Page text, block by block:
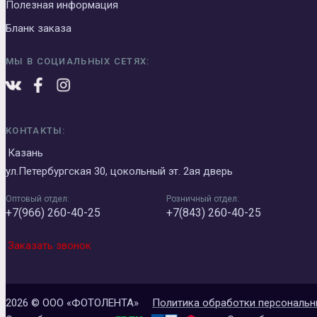
Полезная информация
Бланк заказа
МЫ В СОЦИАЛЬНЫХ СЕТЯХ:
КОНТАКТЫ:
Казань
ул.Петербургская 30, цокольный эт. 2ая дверь
Оптовый отдел:
+7(966) 260-40-25
Розничный отдел:
+7(843) 260-40-25
Заказать звонок
2026 © ООО «ФОТОЛЕНТА»
Политика обработки